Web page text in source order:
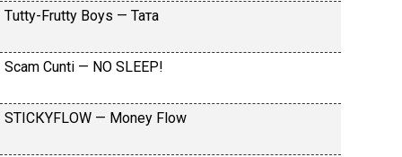
Тutty-Frutty Bоys — Taтa
Sсаm Сunti — NО SLЕЕР!
SТIСКYFLОW — Моnеy Flоw